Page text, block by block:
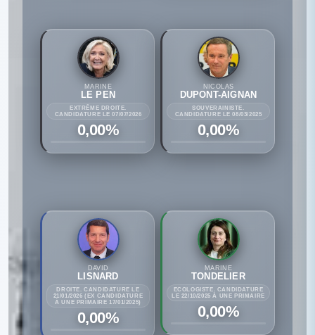
MARINE
LE PEN
EXTRÊME DROITE.
CANDIDATURE LE 07/07/2026
0,00%
NICOLAS
DUPONT-AIGNAN
SOUVERAINISTE.
CANDIDATURE LE 08/03/2025
0,00%
DAVID
LISNARD
DROITE. CANDIDATURE LE
21/01/2026 (EX CANDIDATURE
À UNE PRIMAIRE 17/01/2025)
0,00%
MARINE
TONDELIER
ECOLOGISTE. CANDIDATURE
LE 22/10/2025 À UNE PRIMAIRE
0,00%